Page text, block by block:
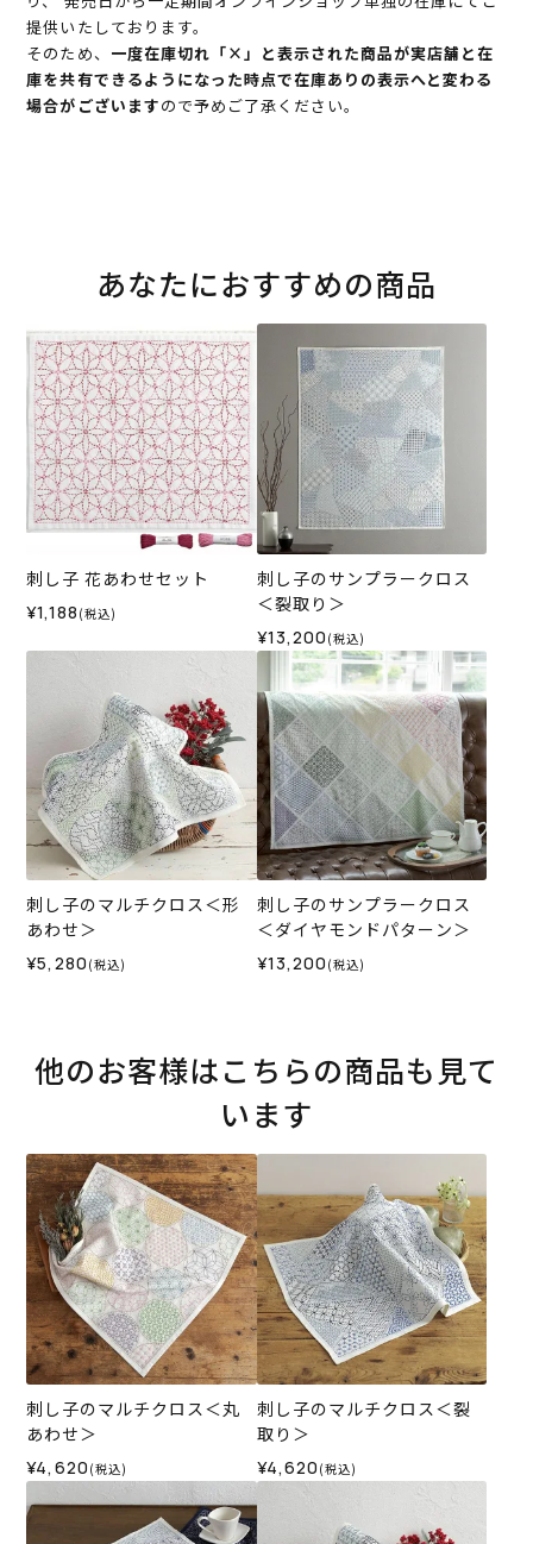
提供いたしております。
そのため、 一度在庫切れ「×」と表示された商品が実店舗と在
庫を共有できるようになった時点で在庫ありの表示へと変わる
場合がございますので予めご了承ください。
あなたにおすすめの商品
刺し子 花あわせセット
¥1,188 (税込)
刺し子のサンプラークロス
＜裂取り＞
¥13,200 (税込)
刺し子のマルチクロス＜形
あわせ＞
¥5,280 (税込)
刺し子のサンプラークロス
＜ダイヤモンドパターン＞
¥13,200 (税込)
他のお客様はこちらの商品も見て
います
刺し子のマルチクロス＜丸
あわせ＞
¥4,620 (税込)
刺し子のマルチクロス＜裂
取り＞
¥4,620 (税込)